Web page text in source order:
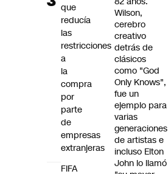
Wilson,
cerebro
creativo
detrás de
clásicos
como "God
Only Knows",
fue un
ejemplo para
varias
generaciones
de artistas e
incluso Elton
John lo llamó
que
reducía
las
restricciones
a
la
compra
por
parte
de
empresas
extranjeras
FIFA